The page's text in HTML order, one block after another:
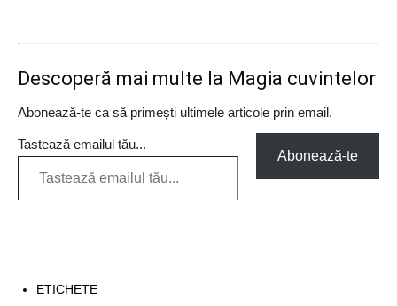
Descoperă mai multe la Magia cuvintelor
Abonează-te ca să primești ultimele articole prin email.
Tastează emailul tău...
Abonează-te
ETICHETE